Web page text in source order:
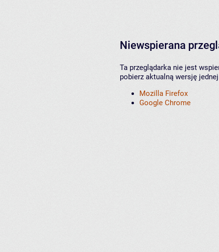
Niewspierana
Ta przeglądarka nie jest
pobierz aktualną wersję
Mozilla Firefox
Google Chrome